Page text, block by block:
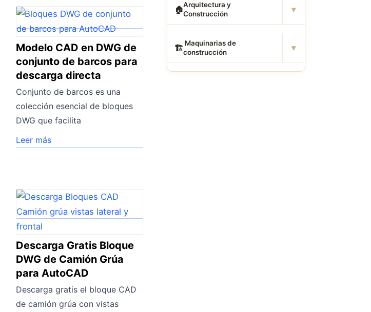
Modelo CAD en DWG de
conjunto de barcos para
descarga directa
Conjunto de barcos es una
colección esencial de bloques
DWG que facilita
Leer más
Descarga Gratis Bloque
DWG de Camión Grúa
para AutoCAD
Descarga gratis el bloque CAD
de camión grúa con vistas
🏠Arquitectura y
Construcción
▾
🏗 ️ Maquinarias de
construcción
▾